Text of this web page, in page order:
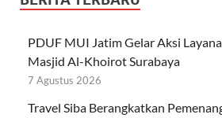
PDUF MUI Jatim Gelar Aksi
Masjid Al-Khoirot Surabaya
7 Agustus 2026
Travel Siba Berangkatkan